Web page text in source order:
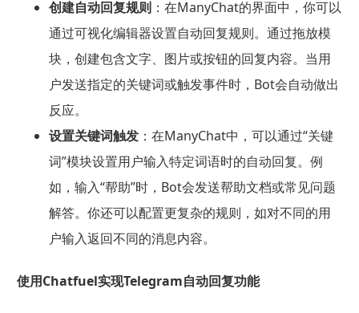
创建自动回复规则：在ManyChat的界面中，你可以
通过可视化编辑器设置自动回复规则。通过拖放模
块，创建包含文字、图片或按钮的回复内容。当用
户发送指定的关键词或触发事件时，Bot会自动做出
反应。
设置关键词触发：在ManyChat中，可以通过“关键
词”模块设置用户输入特定词语时的自动回复。例
如，输入“帮助”时，Bot会发送帮助文档或常见问题
解答。你还可以配置更复杂的规则，如对不同的用
户输入返回不同的消息内容。
使用Chatfuel实现Telegram自动回复功能